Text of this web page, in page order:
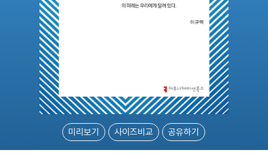
미리보기 사이즈비교 공유하기